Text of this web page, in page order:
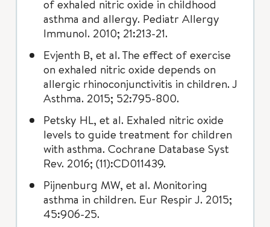
of exhaled nitric oxide in childhood
asthma and allergy. Pediatr Allergy
Immunol. 2010; 21:213-21.
Evjenth B, et al. The effect of exercise
on exhaled nitric oxide depends on
allergic rhinoconjunctivitis in children. J
Asthma. 2015; 52:795-800.
Petsky HL, et al. Exhaled nitric oxide
levels to guide treatment for children
with asthma. Cochrane Database Syst
Rev. 2016; (11):CD011439.
Pijnenburg MW, et al. Monitoring
asthma in children. Eur Respir J. 2015;
45:906-25.